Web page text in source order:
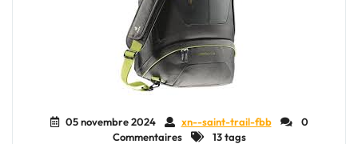
05 novembre 2024 xn--saint-trail-fbb
0
Commentaires
13 tags